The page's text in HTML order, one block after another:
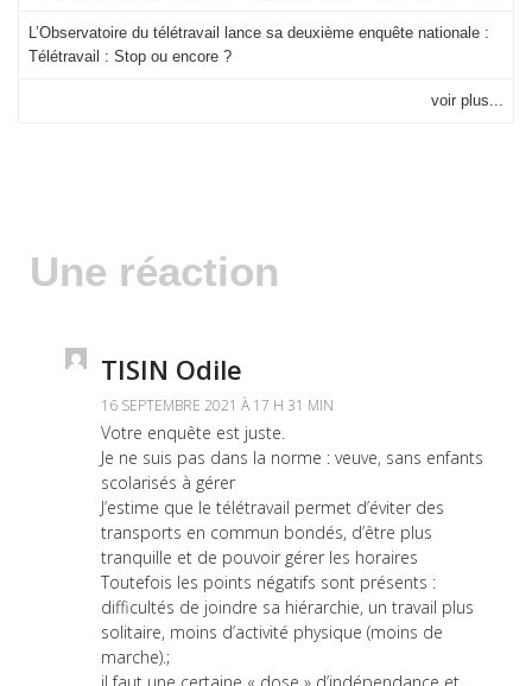
L’Observatoire du télétravail lance sa deuxième enquête nationale :
Télétravail : Stop ou encore ?
voir plus...
Une réaction
TISIN Odile
16 SEPTEMBRE 2021 À 17 H 31 MIN
Votre enquête est juste.
Je ne suis pas dans la norme : veuve, sans enfants
scolarisés à gérer
J’estime que le télétravail permet d’éviter des
transports en commun bondés, d’être plus
tranquille et de pouvoir gérer les horaires
Toutefois les points négatifs sont présents :
difficultés de joindre sa hiérarchie, un travail plus
solitaire, moins d’activité physique (moins de
marche).;